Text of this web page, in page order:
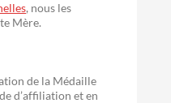
, nous les
Mère.
de la Médaille
d’affiliation et en